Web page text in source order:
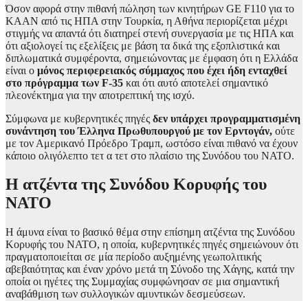
Όσον αφορά στην πιθανή πώληση των κινητήρων GE F110 για το
KAAN από τις ΗΠΑ στην Τουρκία, η Αθήνα περιορίζεται μέχρι
στιγμής να απαντά ότι διατηρεί στενή συνεργασία με τις ΗΠΑ και
ότι αξιολογεί τις εξελίξεις με βάση τα δικά της εξοπλιστικά και
διπλωματικά συμφέροντα, σημειώνοντας με έμφαση ότι η Ελλάδα
είναι ο μόνος περιφερειακός σύμμαχος που έχει ήδη ενταχθεί
στο πρόγραμμα των F-35 και ότι αυτό αποτελεί σημαντικό
πλεονέκτημα για την αποτρεπτική της ισχύ.
Σύμφωνα με κυβερνητικές πηγές δεν υπάρχει προγραμματισμένη
συνάντηση του Έλληνα Πρωθυπουργού με τον Ερντογάν, ούτε
με τον Αμερικανό Πρόεδρο Τραμπ, ωστόσο είναι πιθανό να έχουν
κάποιο ολιγόλεπτο τετ α τετ στο πλαίσιο της Συνόδου του ΝΑΤΟ.
Η ατζέντα της Συνόδου Κορυφής του
ΝΑΤΟ
Η άμυνα είναι το βασικό θέμα στην επίσημη ατζέντα της Συνόδου
Κορυφής του ΝΑΤΟ, η οποία, κυβερνητικές πηγές σημειώνουν ότι
πραγματοποιείται σε μία περίοδο αυξημένης γεωπολιτικής
αβεβαιότητας και έναν χρόνο μετά τη Σύνοδο της Χάγης, κατά την
οποία οι ηγέτες της Συμμαχίας συμφώνησαν σε μια σημαντική
αναβάθμιση των συλλογικών αμυντικών δεσμεύσεων.